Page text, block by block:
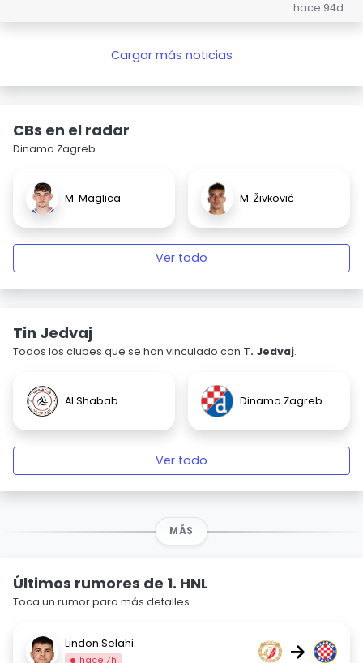
hace 94d
Cargar más noticias
CBs en el radar
Dinamo Zagreb
M. Maglica M. Živković
Ver todo
Tin Jedvaj
Todos los clubes que se han vinculado con T. Jedvaj.
Al Shabab Dinamo Zagreb
Ver todo
MÁS
Últimos rumores de 1. HNL
Toca un rumor para más detalles.
Lindon Selahi
hace 7h →